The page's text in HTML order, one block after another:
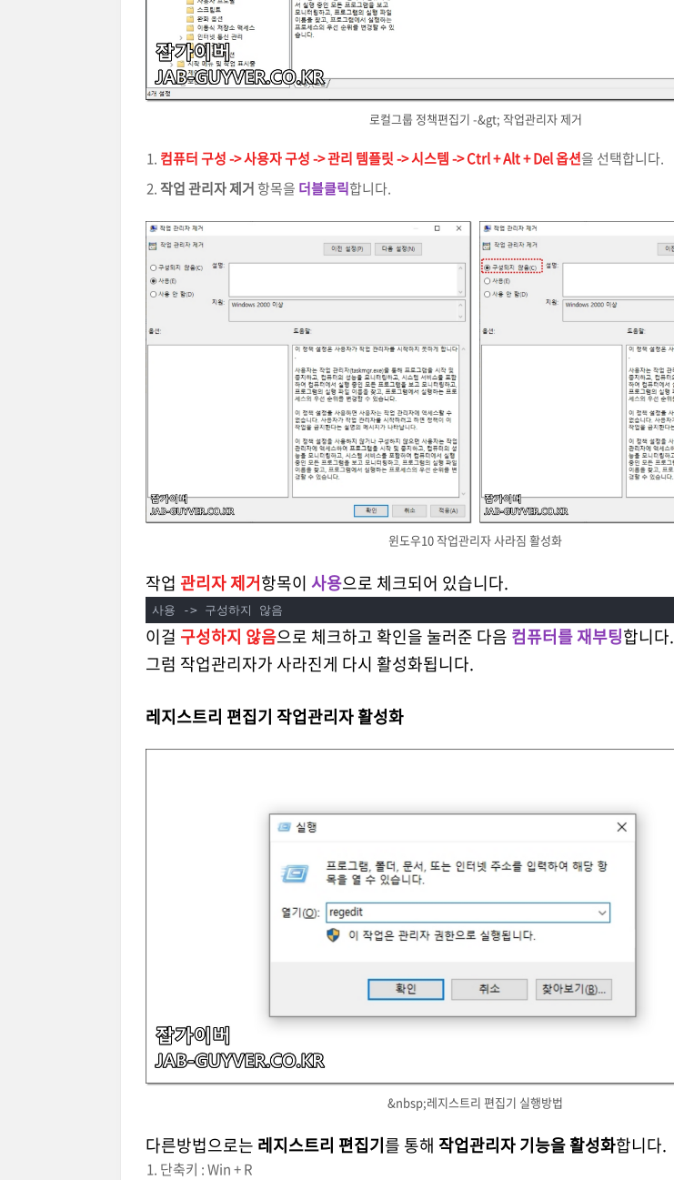
로컬그룹 정책편집기 -&gt; 작업관리자 제거
컴퓨터 구성 -> 사용자 구성 -> 관리 템플릿 -> 시스템 -> Ctrl + Alt + Del 옵션을 선택합니다.
작업 관리자 제거항목을 더블클릭합니다.
윈도우10 작업관리자 사라짐 활성화
작업 관리자 제거항목이 사용으로 체크되어 있습니다.
사용 -> 구성하지 않음
이걸 구성하지 않음으로 체크하고 확인을 눌러준 다음 컴퓨터를 재부팅합니다.
그럼 작업관리자가 사라진게 다시 활성화됩니다.
레지스트리 편집기 작업관리자 활성화
&nbsp;레지스트리 편집기 실행방법
다른방법으로는 레지스트리 편집기를 통해 작업관리자 기능을 활성화합니다.
단축키 : Win + R